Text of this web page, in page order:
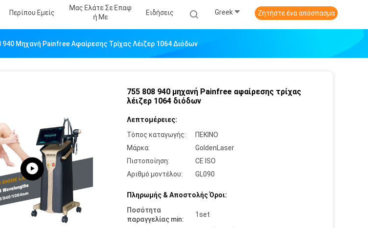
Περίπου Εμείς
Μας Ελάτε Σε Επαφ
Ή Με
Ειδήσεις Greek Ζητήστε ένα απόσπασμα
940 Μηχανή Painfree Αφαίρεσης Τρίχας Λέιζερ 1064 Διόδων
755 808 940 μηχανή Painfree αφαίρεσης τρίχας
λέιζερ 1064 διόδων
Λεπτομέρειες:
Τόπος καταγωγής:
ΠΕΚΙΝΟ
Μάρκα:
GoldenLaser
Πιστοποίηση:
CE ISO
Αριθμό μοντέλου:
GL090
Πληρωμής & Αποστολής Όροι:
Ποσότητα
παραγγελίας min:
1set